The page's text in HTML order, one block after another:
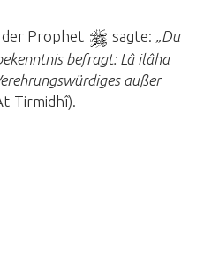
der Prophet sagte: „Du
befragt: Lâ ilâha
außer
Tirmidhî).